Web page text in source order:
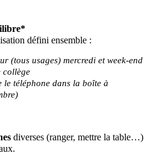
défini ensemble :
(tous usages) mercredi et week-end
collège
le téléphone dans la boîte à
)
diverses (ranger, mettre la table…)